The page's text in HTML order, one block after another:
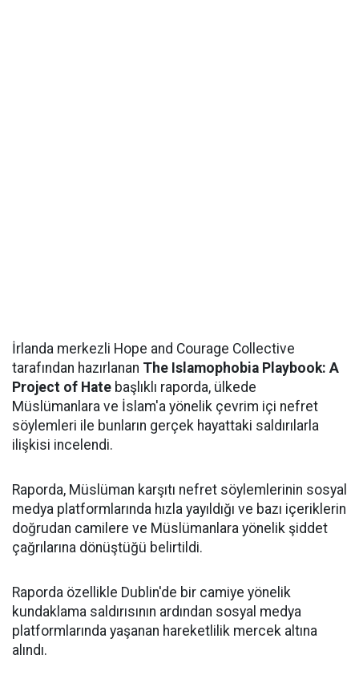
İrlanda merkezli Hope and Courage Collective
tarafından hazırlanan The Islamophobia Playbook: A
Project of Hate başlıklı raporda, ülkede
Müslümanlara ve İslam'a yönelik çevrim içi nefret
söylemleri ile bunların gerçek hayattaki saldırılarla
ilişkisi incelendi.
Raporda, Müslüman karşıtı nefret söylemlerinin sosyal
medya platformlarında hızla yayıldığı ve bazı içeriklerin
doğrudan camilere ve Müslümanlara yönelik şiddet
çağrılarına dönüştüğü belirtildi.
Raporda özellikle Dublin'de bir camiye yönelik
kundaklama saldırısının ardından sosyal medya
platformlarında yaşanan hareketlilik mercek altına
alındı.